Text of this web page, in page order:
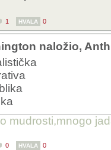
1 HVALA 0
naložio,
mudrosti,mnogo
0 HVALA 0